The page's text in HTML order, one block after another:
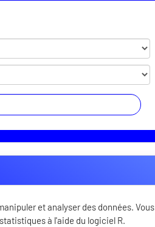
et analyser des données. Vous
à l'aide du logiciel R.